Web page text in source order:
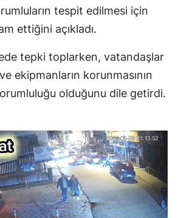
tespit edilmesi için
ettiğini açıkladı.
tepki toplarken, vatandaşlar
ekipmanların korunmasının
olduğunu dile getirdi.